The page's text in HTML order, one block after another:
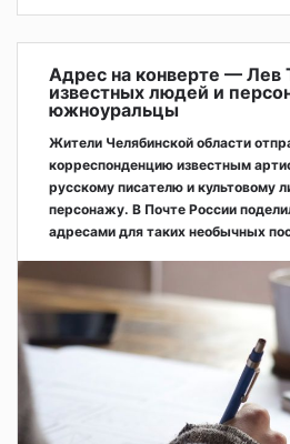
Адрес на конверте — Лев
известных людей и
южноуральцы
Жители Челябинской области
корреспонденцию известным
русскому писателю и культовому
персонажу. В Почте России
адресами для таких необычных